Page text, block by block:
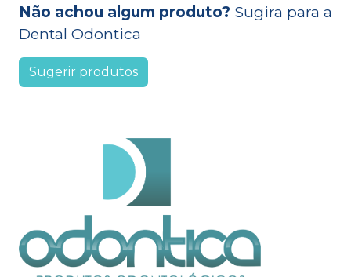
Não achou algum produto? Sugira para a
Dental Odontica
Sugerir produtos